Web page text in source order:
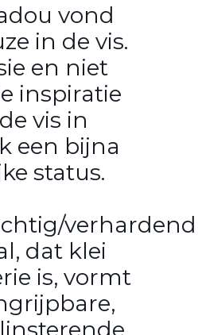
vond
in de vis.
en niet
inspiratie
vis in
een bijna
status.
verhardend
dat klei
is, vormt